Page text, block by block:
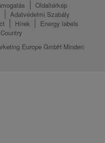
Oldaltérkép
Adatvédelmi Szabály
Hírek
Energy labels
Europe GmbH Minden